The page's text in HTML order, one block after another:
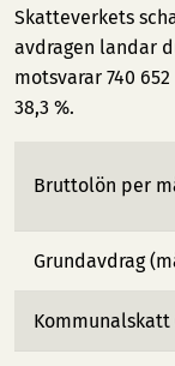
Skatteverkets
avdragen landar
motsvarar 740
38,3 %.
Bruttolön per
Grundavdrag
Kommunalskatt